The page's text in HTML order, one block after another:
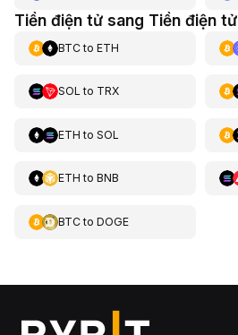
Tiền điện tử sang Tiền điện tử
BTCto ETH
SOL to TRX
ETH to SOL
ETH to BNB
BTCto DOGE